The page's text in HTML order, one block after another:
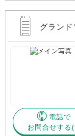
グラン
電話で
お問合せする